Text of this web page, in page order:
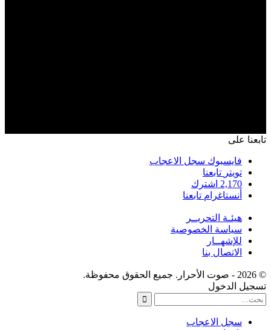
تابعنا على
فايسبوك سجل الاعجاب
تويتر تابعنا
2,170 اشترك
أنستاغرام تابعنا
هيئـة التحريــر
سياسة الخصوصية
للإشهــار
الاتصال بنا
© 2026 - صوت الأحرار. جميع الحقوق محفوظة.
تسجيل الدخول
سجل الاعجاب